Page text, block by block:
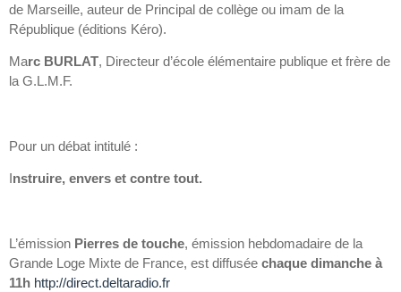
de Marseille, auteur de Principal de collège ou imam de la
République (éditions Kéro).
Marc BURLAT, Directeur d’école élémentaire publique et frère de
la G.L.M.F.
Pour un débat intitulé :
Instruire, envers et contre tout.
L’émission Pierres de touche, émission hebdomadaire de la
Grande Loge Mixte de France, est diffusée chaque dimanche à
11h http://direct.deltaradio.fr